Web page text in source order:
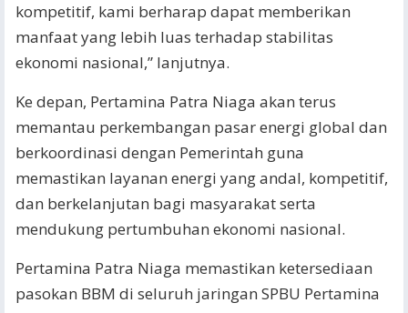
kompetitif, kami berharap dapat memberikan
manfaat yang lebih luas terhadap stabilitas
ekonomi nasional,” lanjutnya.
Ke depan, Pertamina Patra Niaga akan terus
memantau perkembangan pasar energi global dan
berkoordinasi dengan Pemerintah guna
memastikan layanan energi yang andal, kompetitif,
dan berkelanjutan bagi masyarakat serta
mendukung pertumbuhan ekonomi nasional.
Pertamina Patra Niaga memastikan ketersediaan
pasokan BBM di seluruh jaringan SPBU Pertamina